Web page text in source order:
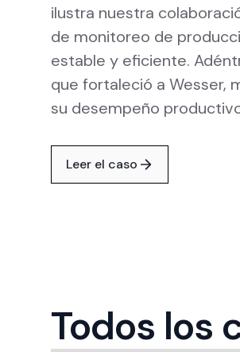
ilustra nuestra
de monitoreo de
estable y eficiente.
que fortaleció a Wesser,
su desempeño
Leer el caso
Todos los